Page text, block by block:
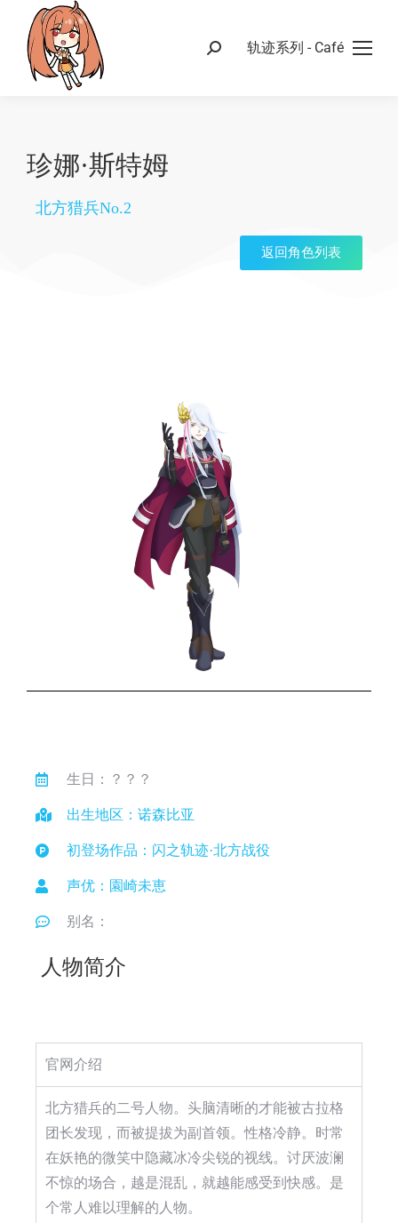
轨迹系列 - Café
珍娜·斯特姆
北方猎兵No.2
返回角色列表
生日：？？？
出生地区：诺森比亚
初登场作品：闪之轨迹·北方战役
声优：園崎未恵
别名：
人物简介
官网介绍
北方猎兵的二号人物。头脑清晰的才能被古拉格
团长发现，而被提拔为副首领。性格冷静。时常
在妖艳的微笑中隐藏冰冷尖锐的视线。讨厌波澜
不惊的场合，越是混乱，就越能感受到快感。是
个常人难以理解的人物。